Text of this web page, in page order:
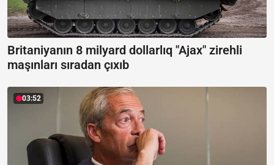
Britaniyanın 8 milyard dollarlıq "Ajax" zirehli
maşınları sıradan çıxıb
03:52